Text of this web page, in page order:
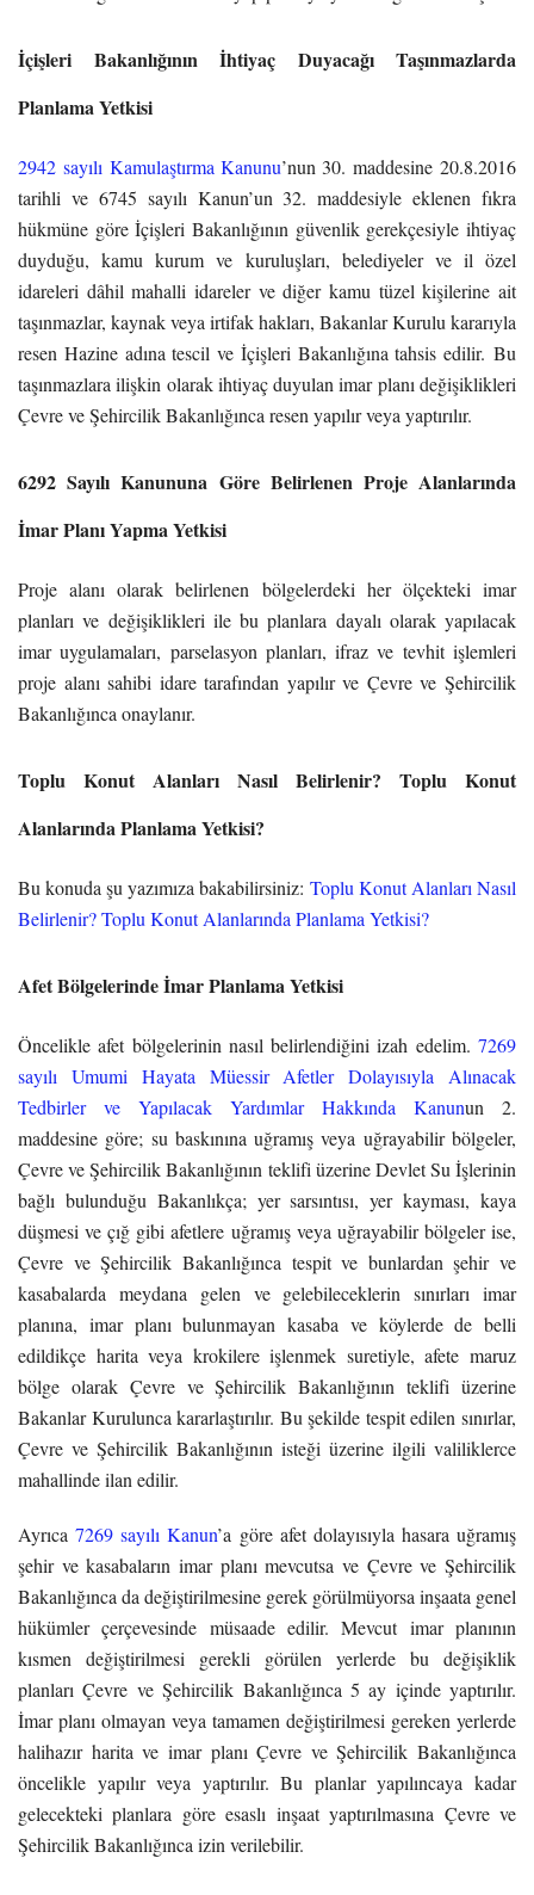
İçişleri Bakanlığının İhtiyaç Duyacağı Taşınmazlarda
Planlama Yetkisi
2942 sayılı Kamulaştırma Kanunu’nun 30. maddesine 20.8.2016
tarihli ve 6745 sayılı Kanun’un 32. maddesiyle eklenen fıkra
hükmüne göre İçişleri Bakanlığının güvenlik gerekçesiyle ihtiyaç
duyduğu, kamu kurum ve kuruluşları, belediyeler ve il özel
idareleri dâhil mahalli idareler ve diğer kamu tüzel kişilerine ait
taşınmazlar, kaynak veya irtifak hakları, Bakanlar Kurulu kararıyla
resen Hazine adına tescil ve İçişleri Bakanlığına tahsis edilir. Bu
taşınmazlara ilişkin olarak ihtiyaç duyulan imar planı değişiklikleri
Çevre ve Şehircilik Bakanlığınca resen yapılır veya yaptırılır.
6292 Sayılı Kanununa Göre Belirlenen Proje Alanlarında
İmar Planı Yapma Yetkisi
Proje alanı olarak belirlenen bölgelerdeki her ölçekteki imar
planları ve değişiklikleri ile bu planlara dayalı olarak yapılacak
imar uygulamaları, parselasyon planları, ifraz ve tevhit işlemleri
proje alanı sahibi idare tarafından yapılır ve Çevre ve Şehircilik
Bakanlığınca onaylanır.
Toplu Konut Alanları Nasıl Belirlenir? Toplu Konut
Alanlarında Planlama Yetkisi?
Bu konuda şu yazımıza bakabilirsiniz: Toplu Konut Alanları Nasıl
Belirlenir? Toplu Konut Alanlarında Planlama Yetkisi?
Afet Bölgelerinde İmar Planlama Yetkisi
Öncelikle afet bölgelerinin nasıl belirlendiğini izah edelim. 7269
sayılı Umumi Hayata Müessir Afetler Dolayısıyla Alınacak
Tedbirler ve Yapılacak Yardımlar Hakkında Kanunun 2.
maddesine göre; su baskınına uğramış veya uğrayabilir bölgeler,
Çevre ve Şehircilik Bakanlığının teklifi üzerine Devlet Su İşlerinin
bağlı bulunduğu Bakanlıkça; yer sarsıntısı, yer kayması, kaya
düşmesi ve çığ gibi afetlere uğramış veya uğrayabilir bölgeler ise,
Çevre ve Şehircilik Bakanlığınca tespit ve bunlardan şehir ve
kasabalarda meydana gelen ve gelebileceklerin sınırları imar
planına, imar planı bulunmayan kasaba ve köylerde de belli
edildikçe harita veya krokilere işlenmek suretiyle, afete maruz
bölge olarak Çevre ve Şehircilik Bakanlığının teklifi üzerine
Bakanlar Kurulunca kararlaştırılır. Bu şekilde tespit edilen sınırlar,
Çevre ve Şehircilik Bakanlığının isteği üzerine ilgili valiliklerce
mahallinde ilan edilir.
Ayrıca7269 sayılı Kanun’a göre afet dolayısıyla hasara uğramış
şehir ve kasabaların imar planı mevcutsa ve Çevre ve Şehircilik
Bakanlığınca da değiştirilmesine gerek görülmüyorsa inşaata genel
hükümler çerçevesinde müsaade edilir. Mevcut imar planının
kısmen değiştirilmesi gerekli görülen yerlerde bu değişiklik
planları Çevre ve Şehircilik Bakanlığınca 5 ay içinde yaptırılır.
İmar planı olmayan veya tamamen değiştirilmesi gereken yerlerde
halihazır harita ve imar planı Çevre ve Şehircilik Bakanlığınca
öncelikle yapılır veya yaptırılır. Bu planlar yapılıncaya kadar
gelecekteki planlara göre esaslı inşaat yaptırılmasına Çevre ve
Şehircilik Bakanlığınca izin verilebilir.